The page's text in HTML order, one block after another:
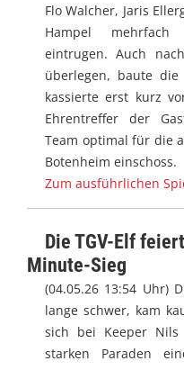
Flo Walcher, Jaris
Hampel
eintrugen. Auch
überlegen, baute
kassierte erst kurz
Ehrentreffer der
Team optimal für die
Botenheim einschoss.
Zum ausführlichen
Die TGV-Elf
Minute-Sieg
(04.05.26 13:54 Uhr)
lange schwer, kam
sich bei Keeper
starken Paraden